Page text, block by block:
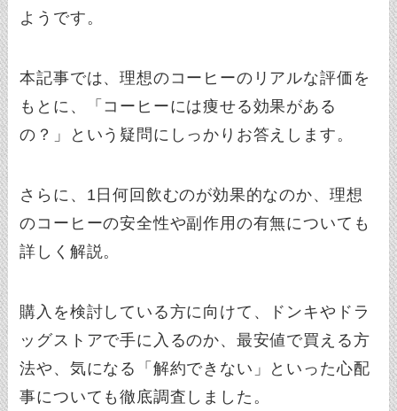
ようです。
本記事では、理想のコーヒーのリアルな評価を
もとに、「コーヒーには痩せる効果がある
の？」という疑問にしっかりお答えします。
さらに、1日何回飲むのが効果的なのか、理想
のコーヒーの安全性や副作用の有無についても
詳しく解説。
購入を検討している方に向けて、ドンキやドラ
ッグストアで手に入るのか、最安値で買える方
法や、気になる「解約できない」といった心配
事についても徹底調査しました。